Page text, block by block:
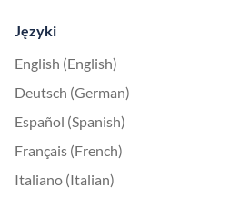
Języki
English (English)
Deutsch (German)
Español (Spanish)
Français (French)
Italiano (Italian)